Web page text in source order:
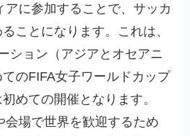
に参加することで、サッカ
ことになります。これは、
ション（アジアとオセアニ
のFIFA女子ワールドカップ
めての開催となります。
会場で世界を歓迎するため